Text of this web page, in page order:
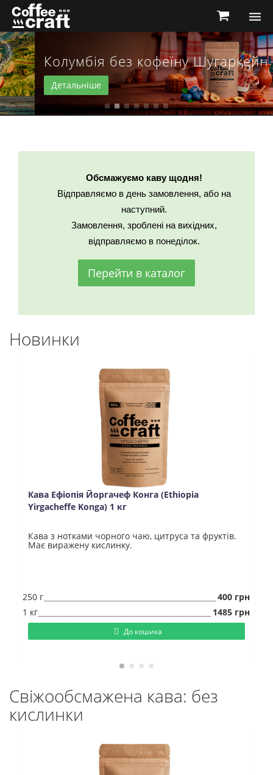
Колумбія без кофеїну Шугаркейн
Детальніше
Обсмажуємо каву щодня!
Відправляємо в день замовлення, або на
наступний.
Замовлення, зроблені на вихідних,
відправляємо в понеділок.
Перейти в каталог
Новинки
Кава Ефіопія Йоргачеф Конга (Ethiopia
Yirgacheffe Konga) 1 кг
Кава з нотками чорного чаю, цитруса та фруктів.
Має виражену кислинку.
250 г
400 грн
1 кг
1485 грн
До кошика
Свіжообсмажена кава: без
кислинки